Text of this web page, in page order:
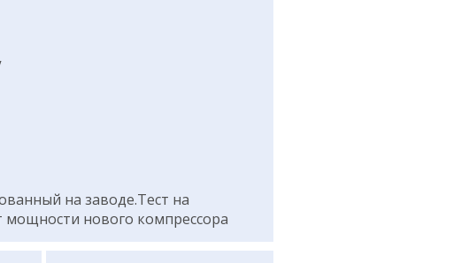
на заводе.Тест на
мощности нового компрессора